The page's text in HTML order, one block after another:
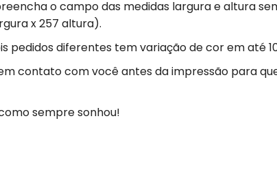
o campo das medidas largura e altura
x 257 altura).
pedidos diferentes tem variação de cor em até
contato com você antes da impressão para
sempre sonhou!